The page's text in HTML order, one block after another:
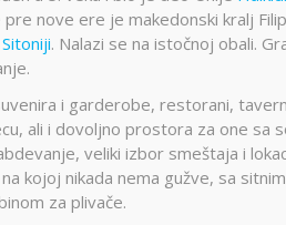
nove ere je makedonski kralj
Sitoniji. Nalazi se na istočnoj obali.
i garderobe, restorani,
ali i dovoljno prostora za one sa
veliki izbor smeštaja i
kojoj nikada nema gužve, sa
za plivače.